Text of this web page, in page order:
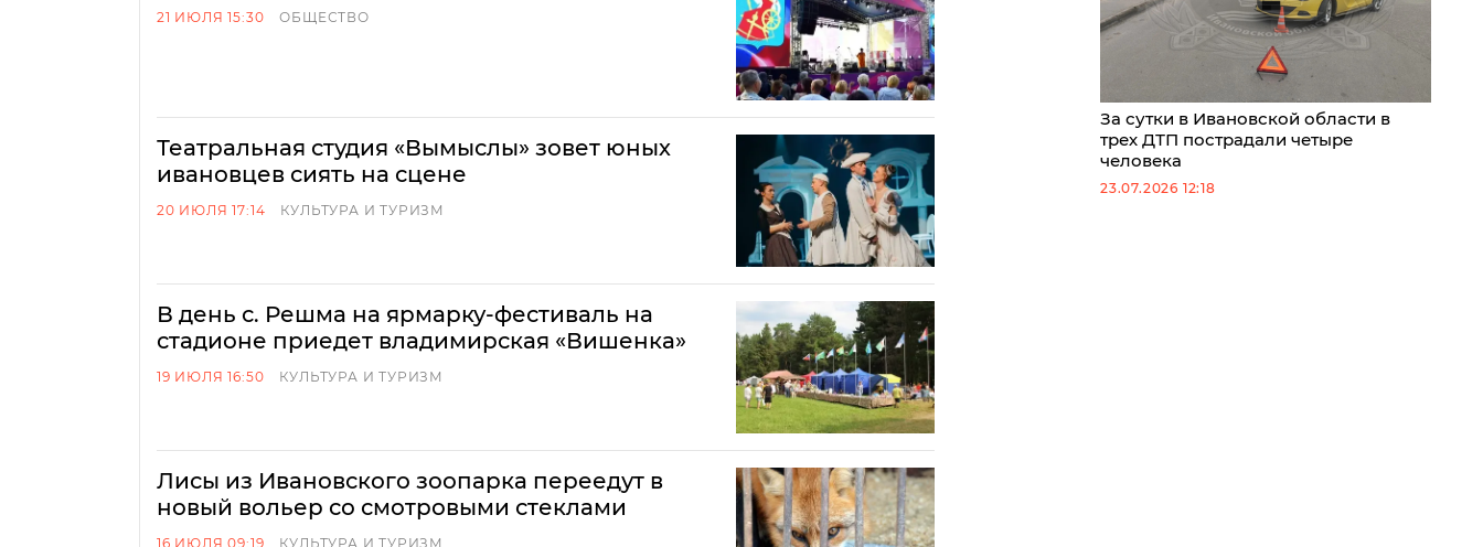
21 ИЮЛЯ 15:30 ОБЩЕСТВО
Театральная студия «Вымыслы» зовет юных
ивановцев сиять на сцене
20 ИЮЛЯ 17:14 КУЛЬТУРА И ТУРИЗМ
В день с. Решма на ярмарку-фестиваль на
стадионе приедет владимирская «Вишенка»
19 ИЮЛЯ 16:50 КУЛЬТУРА И ТУРИЗМ
Лисы из Ивановского зоопарка переедут в
новый вольер со смотровыми стеклами
16 ИЮЛЯ 09:19 КУЛЬТУРА И ТУРИЗМ
За сутки в Ивановской области в
трех ДТП пострадали четыре
человека
23.07.2026 12:18